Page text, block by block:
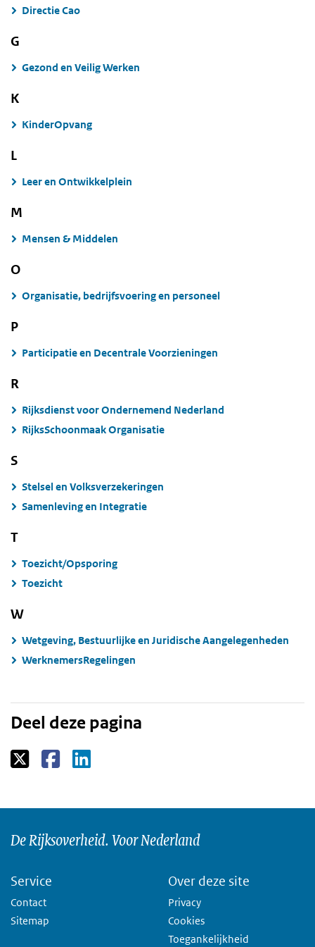
Directie Cao
G
Gezond en Veilig Werken
K
KinderOpvang
L
Leer en Ontwikkelplein
M
Mensen & Middelen
O
Organisatie, bedrijfsvoering en personeel
P
Participatie en Decentrale Voorzieningen
R
Rijksdienst voor Ondernemend Nederland
RijksSchoonmaak Organisatie
S
Stelsel en Volksverzekeringen
Samenleving en Integratie
T
Toezicht/Opsporing
Toezicht
W
Wetgeving, Bestuurlijke en Juridische Aangelegenheden
WerknemersRegelingen
Deel deze pagina
De Rijksoverheid. Voor Nederland
Service
Contact
Sitemap
Over deze site
Privacy
Cookies
Toegankelijkheid